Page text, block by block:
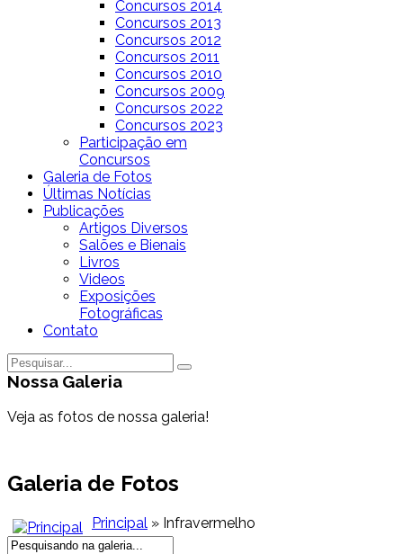
Concursos 2014
Concursos 2013
Concursos 2012
Concursos 2011
Concursos 2010
Concursos 2009
Concursos 2022
Concursos 2023
Participação em
Concursos
Galeria de Fotos
Últimas Notícias
Publicações
Artigos Diversos
Salões e Bienais
Livros
Videos
Exposições
Fotográficas
Contato
Nossa Galeria
Veja as fotos de nossa galeria!
Galeria de Fotos
Principal » Infravermelho